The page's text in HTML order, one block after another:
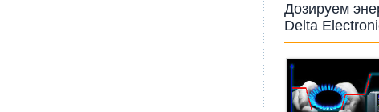
Дозируем
Delta